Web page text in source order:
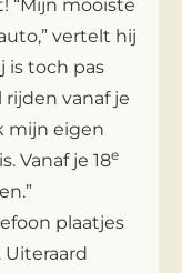
“Mijn mooiste
vertelt hij
is toch pas
rijden vanaf je
mijn eigen
Vanaf je 18e
plaatjes